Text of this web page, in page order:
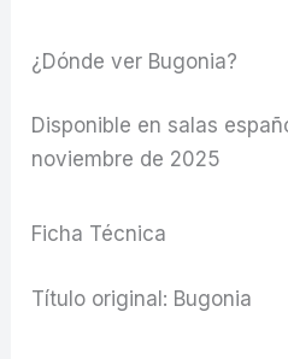
¿Dónde ver Bugonia?
Disponible en salas
noviembre de 2025
Ficha Técnica
Título original: Bugonia